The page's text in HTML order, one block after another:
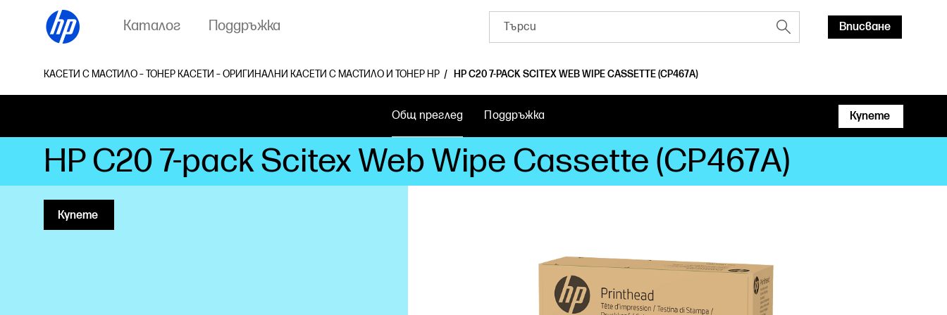
Каталог Поддръжка Вписване
КАСЕТИ С МАСТИЛО – ТОНЕР КАСЕТИ – ОРИГИНАЛНИ КАСЕТИ С МАСТИЛО И ТОНЕР HP HP C20 7-PACK SCITEX WEB WIPE CASSETTE (CP467A)
Общ преглед Поддръжка Купете
HP C20 7-pack Scitex Web Wipe Cassette (CP467A)
Купете